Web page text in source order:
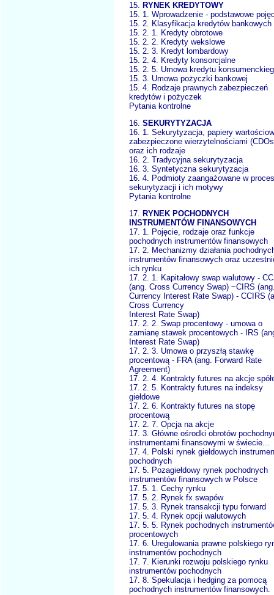
15. RYNEK KREDYTOWY
15. 1. Wprowadzenie - podstawowe
15. 2. Klasyfikacja kredytów bankowych
15. 2. 1. Kredyty obrotowe
15. 2. 2. Kredyty wekslowe
15. 2. 3. Kredyt lombardowy
15. 2. 4. Kredyty konsorcjalne
15. 2. 5. Umowa kredytu
15. 3. Umowa pożyczki bankowej
15. 4. Rodzaje prawnych zabezpieczeń
kredytów i pożyczek
Pytania kontrolne
16. SEKURYTYZACJA
16. 1. Sekurytyzacja, papiery
zabezpieczone wierzytelnościami
oraz ich rodzaje
16. 2. Tradycyjna sekurytyzacja
16. 3. Syntetyczna sekurytyzacja
16. 4. Podmioty zaangażowane w proces
sekurytyzacji i ich motywy
Pytania kontrolne
17. RYNEK POCHODNYCH
INSTRUMENTÓW FINANSOWYCH
17. 1. Pojęcie, rodzaje oraz funkcje
pochodnych instrumentów finansowych
17. 2. Mechanizmy działania
instrumentów finansowych oraz
ich rynku
17. 2. 1. Kapitałowy swap walutowy -
(ang. Cross Currency Swap) ~CIRS
Currency Interest Rate Swap) - CCIRS
Cross Currency
Interest Rate Swap)
17. 2. 2. Swap procentowy - umowa o
zamianę stawek procentowych - IRS
Interest Rate Swap)
17. 2. 3. Umowa o przyszłą stawkę
procentową - FRA (ang. Forward Rate
Agreement)
17. 2. 4. Kontrakty futures na akcje
17. 2. 5. Kontrakty futures na indeksy
giełdowe
17. 2. 6. Kontrakty futures na stopę
procentową
17. 2. 7. Opcja na akcje
17. 3. Główne ośrodki obrotów
instrumentami finansowymi w świecie...
17. 4. Polski rynek giełdowych
pochodnych
17. 5. Pozagiełdowy rynek pochodnych
instrumentów finansowych w Polsce
17. 5. 1. Cechy rynku
17. 5. 2. Rynek fx swapów
17. 5. 3. Rynek transakcji typu forward
17. 5. 4. Rynek opcji walutowych
17. 5. 5. Rynek pochodnych
procentowych
17. 6. Uregulowania prawne polskiego
instrumentów pochodnych
17. 7. Kierunki rozwoju polskiego rynku
instrumentów pochodnych
17. 8. Spekulacja i hedging za pomocą
pochodnych instrumentów finansowych.